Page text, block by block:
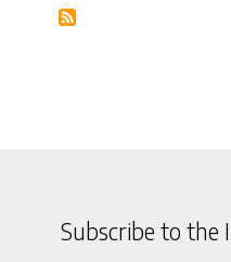
Subscribe to